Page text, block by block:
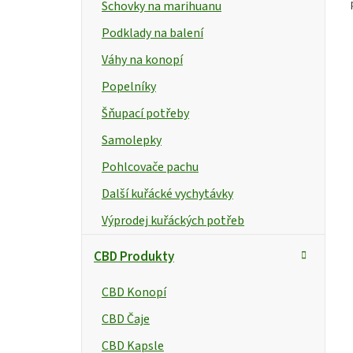
Schovky na marihuanu
Podklady na balení
Váhy na konopí
Popelníky
Šňupací potřeby
Samolepky
Pohlcovače pachu
Další kuřácké vychytávky
Výprodej kuřáckých potřeb
CBD Produkty
CBD Konopí
CBD Čaje
CBD Kapsle